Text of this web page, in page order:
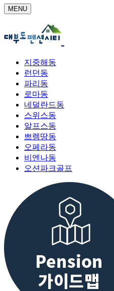
MENU
지중해동
런던동
파리동
로마동
네덜란드동
스위스동
알프스동
쁘렝땅동
오페라동
비엔나동
오션파크골프